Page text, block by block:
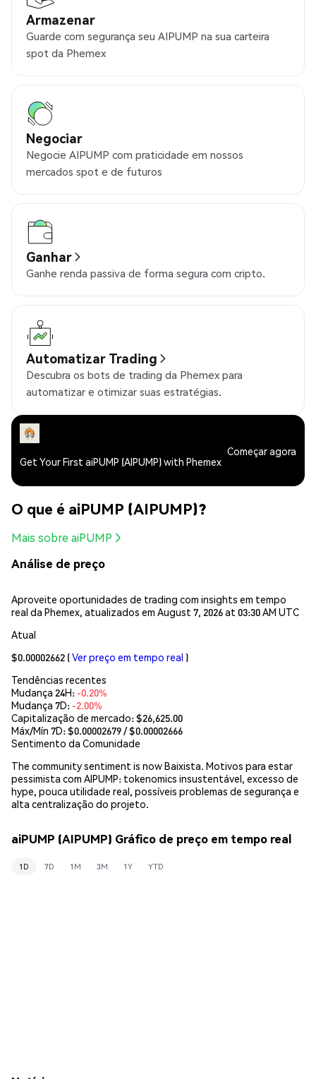
Armazenar
Guarde com segurança seu AIPUMP na sua carteira
spot da Phemex
Negociar
Negocie AIPUMP com praticidade em nossos
mercados spot e de futuros
Ganhar
Ganhe renda passiva de forma segura com cripto.
Automatizar Trading
Descubra os bots de trading da Phemex para
automatizar e otimizar suas estratégias.
Get Your First aiPUMP (AIPUMP) with Phemex
Começar agora
O que é aiPUMP (AIPUMP)?
Mais sobre aiPUMP
Análise de preço
Aproveite oportunidades de trading com insights em tempo
real da Phemex, atualizados em August 7, 2026 at 03:30 AM UTC
Atual
$0.00002662 (Ver preço em tempo real )
Tendências recentes
Mudança 24H: -0.20%
Mudança 7D: -2.00%
Capitalização de mercado:$26,625.00
Máx/Mín 7D: $0.00002679/ $0.00002666
Sentimento da Comunidade
The community sentiment is now Baixista. Motivos para estar
pessimista com AIPUMP: tokenomics insustentável, excesso de
hype, pouca utilidade real, possíveis problemas de segurança e
alta centralização do projeto.
aiPUMP (AIPUMP) Gráfico de preço em tempo real
1D 7D 1M 3M 1Y YTD